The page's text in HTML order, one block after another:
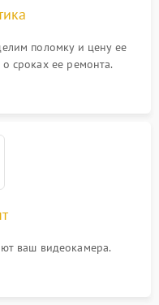
поломку и цену ее
сроках ее ремонта.
ваш видеокамера.